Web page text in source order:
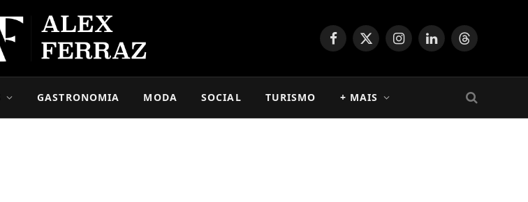
Facebook
X
InstagramLinkedInThreads
GASTRONOMIA MODA SOCIAL TURISMO + MAIS